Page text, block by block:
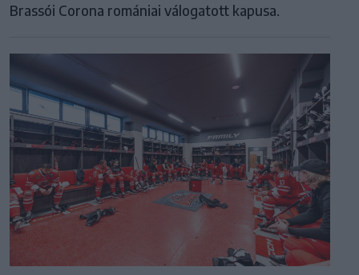
Brassói Corona romániai válogatott kapusa.